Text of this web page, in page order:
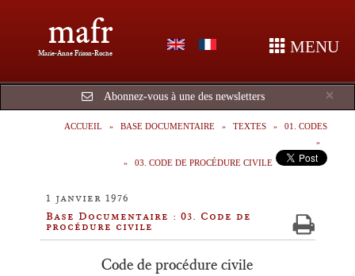
mafr
Marie-Anne Frison-Roche MENU
×
Abonnez-vous à une des newsletters
ACCUEIL BASE DOCUMENTAIRE TEXTES 01. CODES
03. CODE DE PROCÉDURE CIVILE
1 janvier 1976
Base Documentaire : 03. Code de
procédure civile
Code de procédure civile